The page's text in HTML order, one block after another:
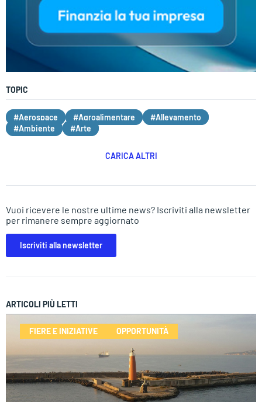
TOPIC
#Aerospace #Agroalimentare
#Allevamento
#Ambiente
#Arte
CARICA ALTRI
Vuoi ricevere le nostre ultime news? Iscriviti alla newsletter
per rimanere sempre aggiornato
Iscriviti alla newsletter
ARTICOLI PIÙ LETTI
FIERE E INIZIATIVE OPPORTUNITÀ